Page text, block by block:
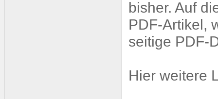
bisher. Auf
PDF-Artikel,
seitige PDF-
Hier weitere